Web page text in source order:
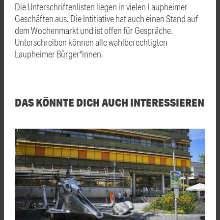
Die Unterschriftenlisten liegen in vielen Laupheimer
Geschäften aus. Die Intitiative hat auch einen Stand auf
dem Wochenmarkt und ist offen für Gespräche.
Unterschreiben können alle wahlberechtigten
Laupheimer Bürger*innen.
DAS KÖNNTE DICH AUCH INTERESSIEREN